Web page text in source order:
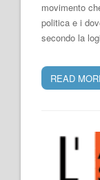
movimento
politica e i
secondo la
READ